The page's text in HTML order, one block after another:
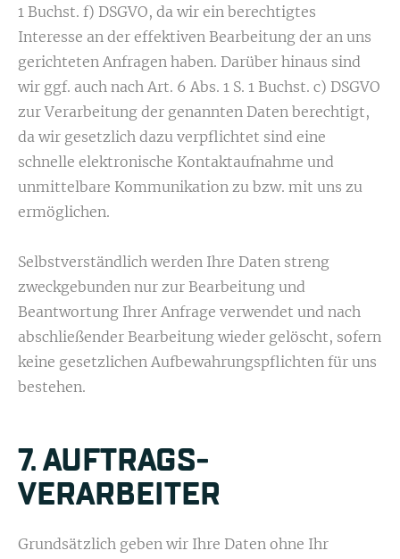
1 Buchst. f) DSGVO, da wir ein berechtigtes
Interesse an der effektiven Bearbeitung der an uns
gerichteten Anfragen haben. Darüber hinaus sind
wir ggf. auch nach Art. 6 Abs. 1 S. 1 Buchst. c) DSGVO
zur Verarbeitung der genannten Daten berechtigt,
da wir gesetzlich dazu verpflichtet sind eine
schnelle elektronische Kontaktaufnahme und
unmittelbare Kommunikation zu bzw. mit uns zu
ermöglichen.
Selbstverständlich werden Ihre Daten streng
zweckgebunden nur zur Bearbeitung und
Beantwortung Ihrer Anfrage verwendet und nach
abschließender Bearbeitung wieder gelöscht, sofern
keine gesetzlichen Aufbewahrungspflichten für uns
bestehen.
7. AUFTRAGS­
VERARBEITER
Grundsätzlich geben wir Ihre Daten ohne Ihr